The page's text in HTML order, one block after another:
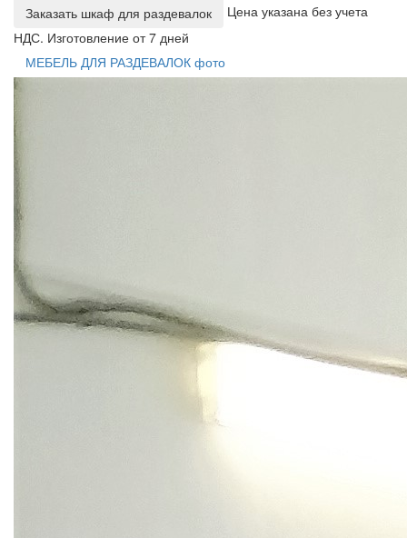
Заказать шкаф для раздевалок
Цена указана без учета
НДС. Изготовление от 7 дней
МЕБЕЛЬ ДЛЯ РАЗДЕВАЛОК фото